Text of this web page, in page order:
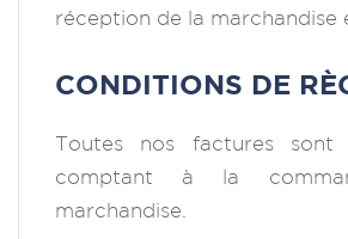
réception de la marchandise
CONDITIONS DE
Toutes nos factures sont
comptant à la
marchandise.